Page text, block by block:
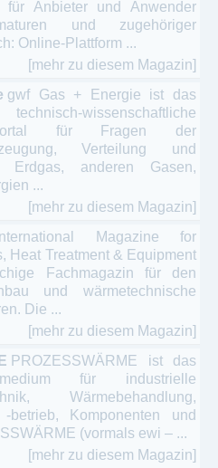
für Anbieter und Anwender
und zugehöriger
Online-Plattform ...
[mehr zu diesem Magazin]
gwf Gas + Energie ist das
wissenschaftliche
für Fragen der
Verteilung und
Erdgas, anderen Gasen,
...
[mehr zu diesem Magazin]
International Magazine for
Heat Treatment & Equipment
Fachmagazin für den
und wärmetechnische
Die ...
[mehr zu diesem Magazin]
PROZESSWÄRME ist das
für industrielle
Wärmebehandlung,
betrieb, Komponenten und
(vormals ewi – ...
[mehr zu diesem Magazin]